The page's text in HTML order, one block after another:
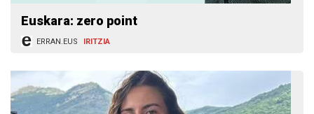
Euskara: zero point
ERRAN.EUS IRITZIA